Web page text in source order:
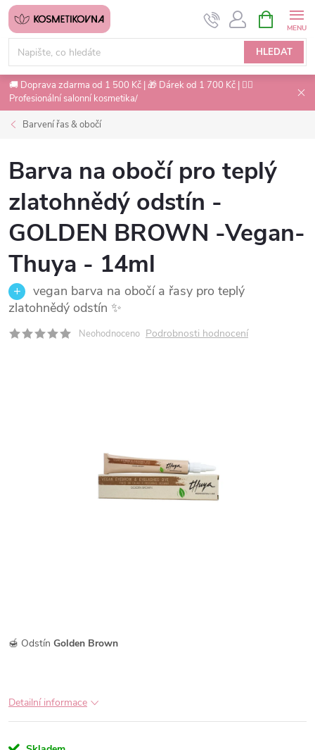
Přejít
obsah
HLEDAT
NÁKUPNÍ
KOŠÍK
🚚 Doprava zdarma od 1 500 Kč | 🎁 Dárek od 1 700 Kč | 💇‍♀️
Profesionální salonní kosmetika/
Barvení řas & obočí
Barva na obočí pro teplý
zlatohnědý odstín -
GOLDEN BROWN -Vegan-
Thuya - 14ml
vegan barva na obočí a řasy pro teplý
zlatohnědý odstín ✨
Neohodnoceno Podrobnosti hodnocení
🍯 Odstín Golden Brown
Detailní informace